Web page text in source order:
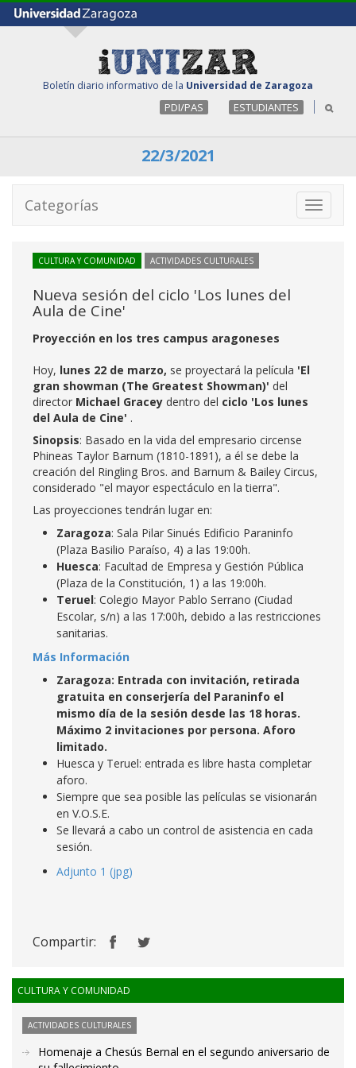
Boletín diario informativo de la Universidad de Zaragoza
PDI/PAS ESTUDIANTES
22/3/2021
Toggle
Categorías
CULTURA Y COMUNIDAD ACTIVIDADES CULTURALES
Nueva sesión del ciclo 'Los lunes del
Aula de Cine'
Proyección en los tres campus aragoneses
Hoy, lunes 22 de marzo, se proyectará la película 'El
gran showman (The Greatest Showman)' del
director Michael Gracey dentro del ciclo 'Los lunes
del Aula de Cine' .
Sinopsis: Basado en la vida del empresario circense
Phineas Taylor Barnum (1810-1891), a él se debe la
creación del Ringling Bros. and Barnum & Bailey Circus,
considerado "el mayor espectáculo en la tierra".
Las proyecciones tendrán lugar en:
Zaragoza: Sala Pilar Sinués Edificio Paraninfo
(Plaza Basilio Paraíso, 4) a las 19:00h.
Huesca: Facultad de Empresa y Gestión Pública
(Plaza de la Constitución, 1) a las 19:00h.
Teruel: Colegio Mayor Pablo Serrano (Ciudad
Escolar, s/n) a las 17:00h, debido a las restricciones
sanitarias.
Más Información
Zaragoza: Entrada con invitación, retirada
gratuita en conserjería del Paraninfo el
mismo día de la sesión desde las 18 horas.
Máximo 2 invitaciones por persona. Aforo
limitado.
Huesca y Teruel: entrada es libre hasta completar
aforo.
Siempre que sea posible las películas se visionarán
en V.O.S.E.
Se llevará a cabo un control de asistencia en cada
sesión.
Adjunto 1 (jpg)
Compartir:
CULTURA Y COMUNIDAD
ACTIVIDADES CULTURALES
Homenaje a Chesús Bernal en el segundo aniversario de